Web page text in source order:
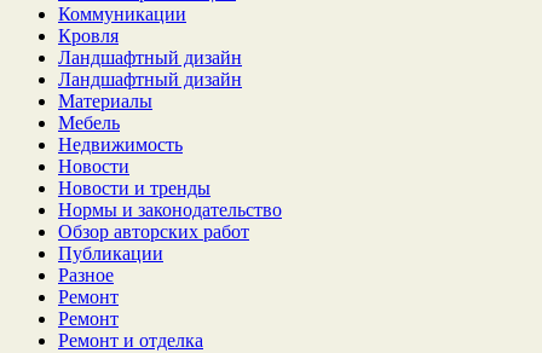
Коммуникации
Кровля
Ландшафтный дизайн
Ландшафтный дизайн
Материалы
Мебель
Недвижимость
Новости
Новости и тренды
Нормы и законодательство
Обзор авторских работ
Публикации
Разное
Ремонт
Ремонт
Ремонт и отделка